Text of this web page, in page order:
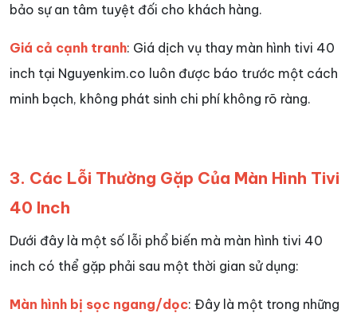
bảo sự an tâm tuyệt đối cho khách hàng.
Giá cả cạnh tranh: Giá dịch vụ thay màn hình tivi 40
inch tại Nguyenkim.co luôn được báo trước một cách
minh bạch, không phát sinh chi phí không rõ ràng.
3. Các Lỗi Thường Gặp Của Màn Hình Tivi
40 Inch
Dưới đây là một số lỗi phổ biến mà màn hình tivi 40
inch có thể gặp phải sau một thời gian sử dụng:
Màn hình bị sọc ngang/dọc: Đây là một trong những